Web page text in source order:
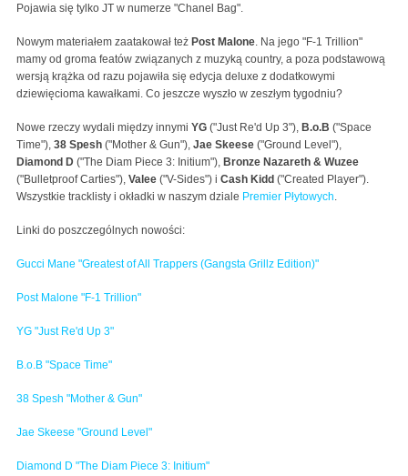
Pojawia się tylko JT w numerze "Chanel Bag".
Nowym materiałem zaatakował też Post Malone. Na jego "F-1 Trillion"
mamy od groma featów związanych z muzyką country, a poza podstawową
wersją krążka od razu pojawiła się edycja deluxe z dodatkowymi
dziewięcioma kawałkami. Co jeszcze wyszło w zeszłym tygodniu?
Nowe rzeczy wydali między innymi YG ("Just Re'd Up 3"), B.o.B ("Space
Time"), 38 Spesh ("Mother & Gun"), Jae Skeese ("Ground Level"),
Diamond D ("The Diam Piece 3: Initium"), Bronze Nazareth & Wuzee
("Bulletproof Carties"), Valee ("V-Sides") i Cash Kidd ("Created Player").
Wszystkie tracklisty i okładki w naszym dziale Premier Płytowych.
Linki do poszczególnych nowości:
Gucci Mane "Greatest of All Trappers (Gangsta Grillz Edition)"
Post Malone "F-1 Trillion"
YG "Just Re'd Up 3"
B.o.B "Space Time"
38 Spesh "Mother & Gun"
Jae Skeese "Ground Level"
Diamond D "The Diam Piece 3: Initium"